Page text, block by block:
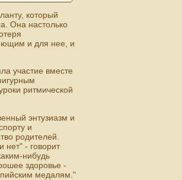
который
Она настолько
и для нее, и
участие вместе
ритмической
энтузиазм и
и
родителей.
нет" - говорит
нибудь
здоровье -
медалям."